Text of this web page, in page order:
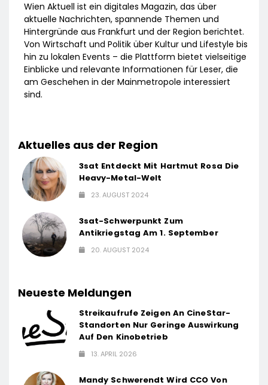
Wien Aktuell ist ein digitales Magazin, das über
aktuelle Nachrichten, spannende Themen und
Hintergründe aus Frankfurt und der Region berichtet.
Von Wirtschaft und Politik über Kultur und Lifestyle bis
hin zu lokalen Events – die Plattform bietet vielseitige
Einblicke und relevante Informationen für Leser, die
am Geschehen in der Mainmetropole interessiert
sind.
Aktuelles aus der Region
3sat Entdeckt Mit Hartmut Rosa Die
Heavy-Metal-Welt
23. AUGUST 2024
3sat-Schwerpunkt Zum
Antikriegstag Am 1. September
20. AUGUST 2024
Neueste Meldungen
Streikaufrufe Zeigen An CineStar-
Standorten Nur Geringe Auswirkung
Auf Den Kinobetrieb
13. APRIL 2026
Mandy Schwerendt Wird CCO Von